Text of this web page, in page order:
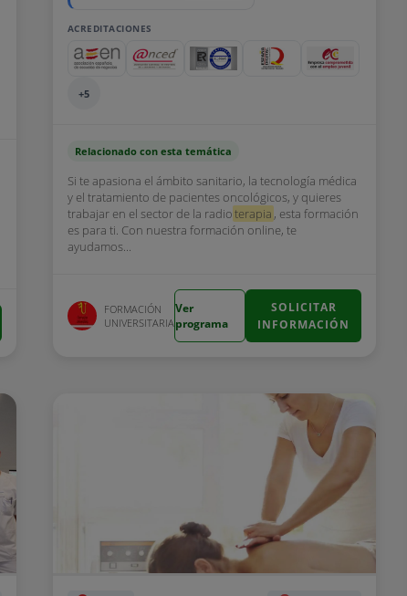
ACREDITACIONES
+5
Relacionado con esta temática
Si te apasiona el ámbito sanitario, la tecnología médica
y el tratamiento de pacientes oncológicos, y quieres
trabajar en el sector de la radioterapia , esta formación
es para ti. Con nuestra formación online, te
ayudamos...
FORMACIÓN
UNIVERSITARIA
Ver
programa
SOLICITAR
INFORMACIÓN